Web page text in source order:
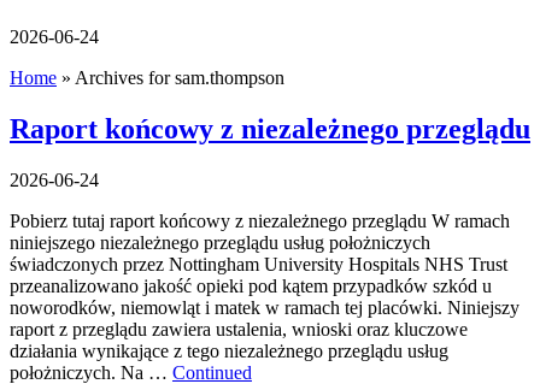
2026-06-24
Home » Archives for sam.thompson
Raport końcowy z niezależnego przeglądu
2026-06-24
Pobierz tutaj raport końcowy z niezależnego przeglądu W ramach
niniejszego niezależnego przeglądu usług położniczych
świadczonych przez Nottingham University Hospitals NHS Trust
przeanalizowano jakość opieki pod kątem przypadków szkód u
noworodków, niemowląt i matek w ramach tej placówki. Niniejszy
raport z przeglądu zawiera ustalenia, wnioski oraz kluczowe
działania wynikające z tego niezależnego przeglądu usług
położniczych. Na … Continued